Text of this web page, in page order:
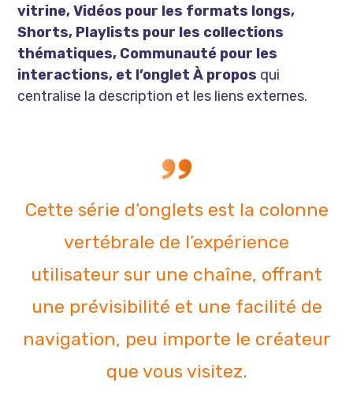
vitrine, Vidéos pour les formats longs,
Shorts, Playlists pour les collections
thématiques, Communauté pour les
interactions, et l’onglet À propos qui
centralise la description et les liens externes.
Cette série d’onglets est la colonne
vertébrale de l’expérience
utilisateur sur une chaîne, offrant
une prévisibilité et une facilité de
navigation, peu importe le créateur
que vous visitez.